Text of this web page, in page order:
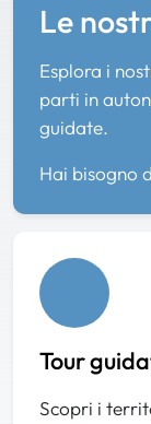
Le
Esplora i
parti in
guidate.
Hai bisogno
Tour
Scopri i